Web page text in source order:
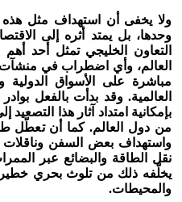
ولا يخفى أن استهداف مثل
وحدها، بل يمتد أثره إلى
التعاون الخليجي تمثل أحد
العالم، وأي اضطراب في
مباشرة على الأسواق الدولية
العالمية. وقد بدأت بالفعل
بإمكانية امتداد آثار هذا
من دول العالم. كما أن تعطّل
واستهداف بعض السفن وناقلات
نقل الطاقة والبضائع عبر
يخلّفه ذلك من تلوث بحري خطير
والمحيطات.